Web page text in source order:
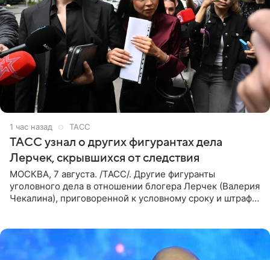
1 час назад ТАСС
ТАСС узнал о других фигурантах дела
Лерчек, скрывшихся от следствия
МОСКВА, 7 августа. /ТАСС/. Другие фигуранты
уголовного дела в отношении блогера Лерчек (Валерия
Чекалина), приговоренной к условному сроку и штрафу,